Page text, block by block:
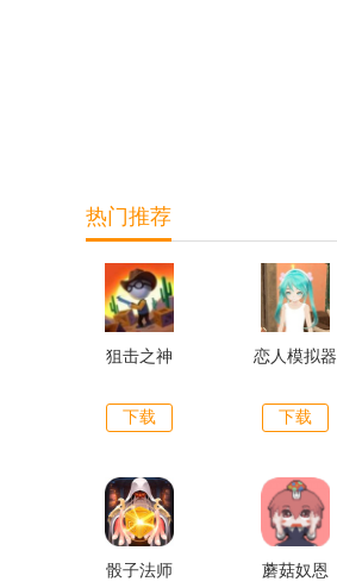
热门推荐
狙击之神
下载
恋人模拟器
下载
骰子法师 蘑菇奴恩